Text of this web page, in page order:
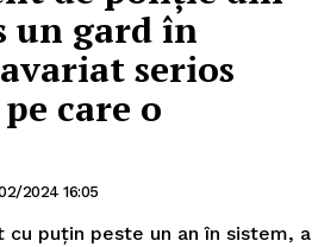
un gard în
serios
care o
2024 16:05
puțin peste un an în sistem, a